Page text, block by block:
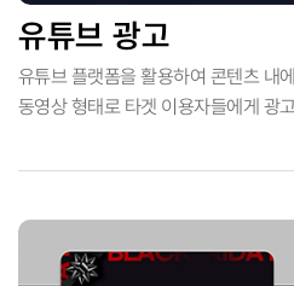
유튜브 광고
유튜브 플랫폼을 활용하여 콘텐츠 내
동영상 형태로 타겟 이용자들에게 광